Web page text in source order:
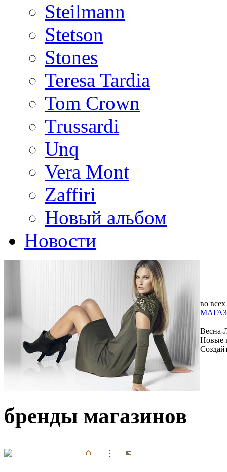
Steilmann
Stetson
Stones
Teresa Tardia
Tom Crown
Trussardi
Unq
Vera Mont
Zaffiri
Новый альбом
Новости
во всех
Весна-
Новые
бренды магазинов